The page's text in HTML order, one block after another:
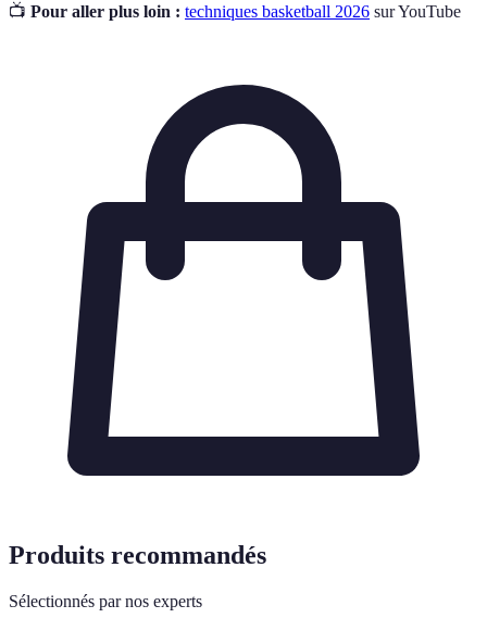
📺 Pour aller plus loin : techniques basketball 2026 sur YouTube
Produits recommandés
Sélectionnés par nos experts